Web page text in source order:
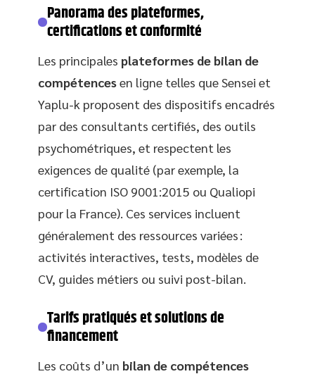
Panorama des plateformes,
certifications et conformité
Les principales plateformes de bilan de
compétencesen ligne telles que Sensei et
Yaplu-k proposent des dispositifs encadrés
par des consultants certifiés, des outils
psychométriques, et respectent les
exigences de qualité (par exemple, la
certification ISO 9001:2015 ou Qualiopi
pour la France). Ces services incluent
généralement des ressources variées :
activités interactives, tests, modèles de
CV, guides métiers ou suivi post-bilan.
Tarifs pratiqués et solutions de
financement
Les coûts d’un bilan de compétences